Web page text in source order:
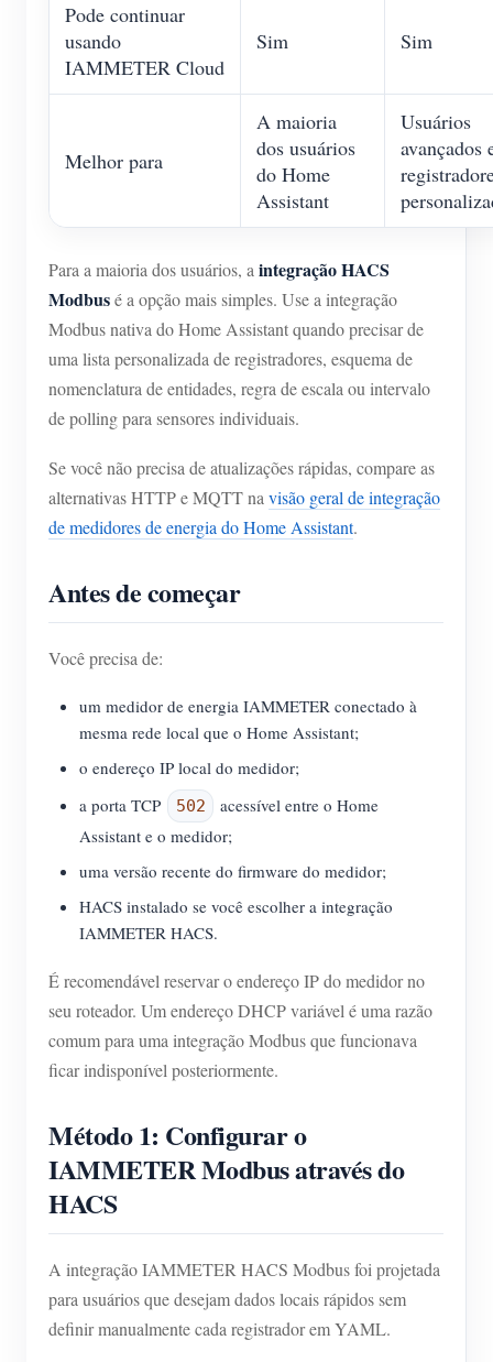
Pode continuar
usando
IAMMETER Cloud
Sim Sim
Melhor para
A maioria
dos usuários
do Home
Assistant
Usuários
avançados
Para a maioria dos usuários, aintegração HACS
Modbusé a opção mais simples. Use a integração
Modbus nativa do Home Assistant quando precisar de
uma lista personalizada de registradores, esquema de
nomenclatura de entidades, regra de escala ou intervalo
de polling para sensores individuais.
Se você não precisa de atualizações rápidas, compare as
alternativas HTTP e MQTT navisão geral de integração
de medidores de energia do Home Assistant.
Antes de começar
Você precisa de:
um medidor de energia IAMMETER conectado à
mesma rede local que o Home Assistant;
o endereço IP local do medidor;
a porta TCP
502
acessível entre o Home
Assistant e o medidor;
uma versão recente do firmware do medidor;
HACS instalado se você escolher a integração
IAMMETER HACS.
É recomendável reservar o endereço IP do medidor no
seu roteador. Um endereço DHCP variável é uma razão
comum para uma integração Modbus que funcionava
ficar indisponível posteriormente.
Método 1: Configurar o
IAMMETER Modbus através do
HACS
A integração IAMMETER HACS Modbus foi projetada
para usuários que desejam dados locais rápidos sem
definir manualmente cada registrador em YAML.